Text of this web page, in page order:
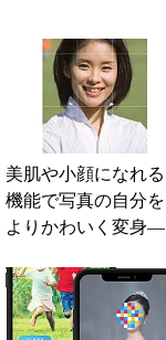
美肌や小顔になれる
機能で写真の自分を
よりかわいく変身―